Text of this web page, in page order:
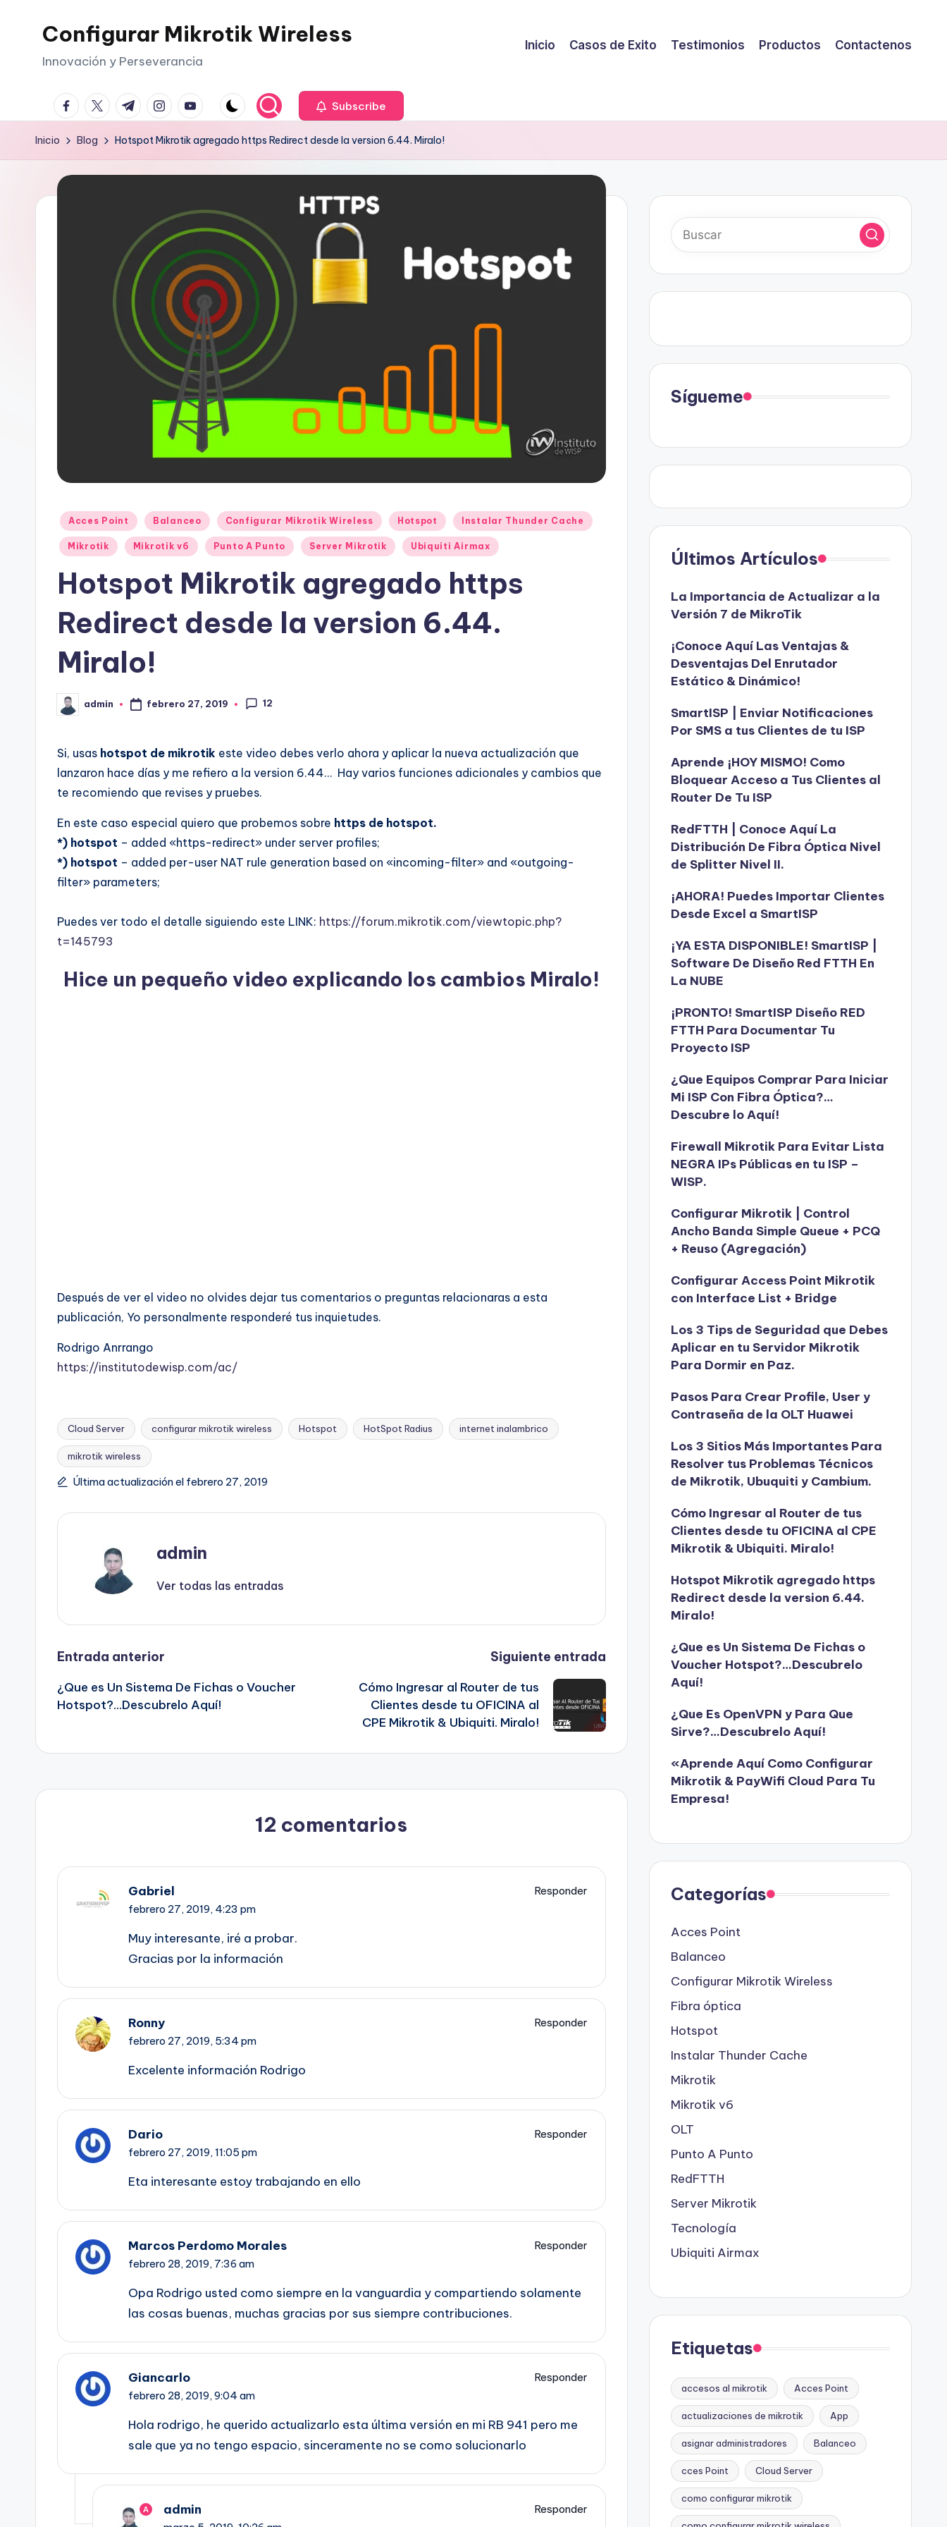
Configurar Mikrotik Wireless
Innovación y Perseverancia
Inicio Casos de Exito Testimonios Productos Contactenos
facebook.com
twitter.com
t.me instagram.com
youtube.com Subscribe
Inicio Blog Hotspot Mikrotik agregado https Redirect desde la version 6.44. Miralo!
Publicado
en
Acces Point Balanceo Configurar Mikrotik Wireless Hotspot Instalar Thunder Cache
Mikrotik Mikrotik v6 Punto A Punto Server Mikrotik Ubiquiti Airmax
Hotspot Mikrotik agregado https
Redirect desde la version 6.44.
Miralo!
Publicado
por
admin febrero 27, 2019 12
Si, usas hotspot de mikrotik este video debes verlo ahora y aplicar la nueva actualización que
lanzaron hace días y me refiero a la version 6.44… Hay varios funciones adicionales y cambios que
te recomiendo que revises y pruebes.
En este caso especial quiero que probemos sobre https de hotspot.
*) hotspot – added «https-redirect» under server profiles;
*) hotspot – added per-user NAT rule generation based on «incoming-filter» and «outgoing-
filter» parameters;
Puedes ver todo el detalle siguiendo este LINK: https://forum.mikrotik.com/viewtopic.php?
t=145793
Hice un pequeño video explicando los cambios Miralo!
Después de ver el video no olvides dejar tus comentarios o preguntas relacionaras a esta
publicación, Yo personalmente responderé tus inquietudes.
Rodrigo Anrrango
https://institutodewisp.com/ac/
Etiquetas:
Cloud Server configurar mikrotik wireless Hotspot HotSpot Radius internet inalambrico
mikrotik wireless
Última actualización el febrero 27, 2019
admin
Ver todas las entradas
Navegación
de
Entrada anterior
¿Que es Un Sistema De Fichas o Voucher
Hotspot?…Descubrelo Aquí!
Siguiente entrada
Cómo Ingresar al Router de tus
Clientes desde tu OFICINA al
CPE Mikrotik & Ubiquiti. Miralo!
12 comentarios
Gabriel
Responder
febrero 27, 2019, 4:23 pm
Muy interesante, iré a probar.
Gracias por la información
Ronny
Responder
febrero 27, 2019, 5:34 pm
Excelente información Rodrigo
Dario
Responder
febrero 27, 2019, 11:05 pm
Eta interesante estoy trabajando en ello
Marcos Perdomo Morales
Responder
febrero 28, 2019, 7:36 am
Opa Rodrigo usted como siempre en la vanguardia y compartiendo solamente
las cosas buenas, muchas gracias por sus siempre contribuciones.
Giancarlo
Responder
febrero 28, 2019, 9:04 am
Hola rodrigo, he querido actualizarlo esta última versión en mi RB 941 pero me
sale que ya no tengo espacio, sinceramente no se como solucionarlo
A admin
Responder
Sígueme
Últimos Artículos
La Importancia de Actualizar a la
Versión 7 de MikroTik
¡Conoce Aquí Las Ventajas &
Desventajas Del Enrutador
Estático & Dinámico!
SmartISP | Enviar Notificaciones
Por SMS a tus Clientes de tu ISP
Aprende ¡HOY MISMO! Como
Bloquear Acceso a Tus Clientes al
Router De Tu ISP
RedFTTH | Conoce Aquí La
Distribución De Fibra Óptica Nivel
de Splitter Nivel II.
¡AHORA! Puedes Importar Clientes
Desde Excel a SmartISP
¡YA ESTA DISPONIBLE! SmartISP |
Software De Diseño Red FTTH En
La NUBE
¡PRONTO! SmartISP Diseño RED
FTTH Para Documentar Tu
Proyecto ISP
¿Que Equipos Comprar Para Iniciar
Mi ISP Con Fibra Óptica?…
Descubre lo Aquí!
Firewall Mikrotik Para Evitar Lista
NEGRA IPs Públicas en tu ISP –
WISP.
Configurar Mikrotik | Control
Ancho Banda Simple Queue + PCQ
+ Reuso (Agregación)
Configurar Access Point Mikrotik
con Interface List + Bridge
Los 3 Tips de Seguridad que Debes
Aplicar en tu Servidor Mikrotik
Para Dormir en Paz.
Pasos Para Crear Profile, User y
Contraseña de la OLT Huawei
Los 3 Sitios Más Importantes Para
Resolver tus Problemas Técnicos
de Mikrotik, Ubuquiti y Cambium.
Cómo Ingresar al Router de tus
Clientes desde tu OFICINA al CPE
Mikrotik & Ubiquiti. Miralo!
Hotspot Mikrotik agregado https
Redirect desde la version 6.44.
Miralo!
¿Que es Un Sistema De Fichas o
Voucher Hotspot?…Descubrelo
Aquí!
¿Que Es OpenVPN y Para Que
Sirve?…Descubrelo Aquí!
«Aprende Aquí Como Configurar
Mikrotik & PayWifi Cloud Para Tu
Empresa!
Categorías
Acces Point
Balanceo
Configurar Mikrotik Wireless
Fibra óptica
Hotspot
Instalar Thunder Cache
Mikrotik
Mikrotik v6
OLT
Punto A Punto
RedFTTH
Server Mikrotik
Tecnología
Ubiquiti Airmax
Etiquetas
accesos al mikrotik Acces Point
actualizaciones de mikrotik App
asignar administradores Balanceo
cces Point Cloud Server
como configurar mikrotik